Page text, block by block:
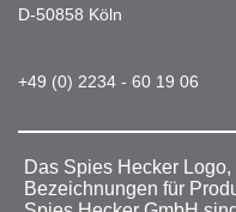
D-50858 Köln
+49 (0) 2234 - 60 19 06
Das Spies Hecker
Bezeichnungen für